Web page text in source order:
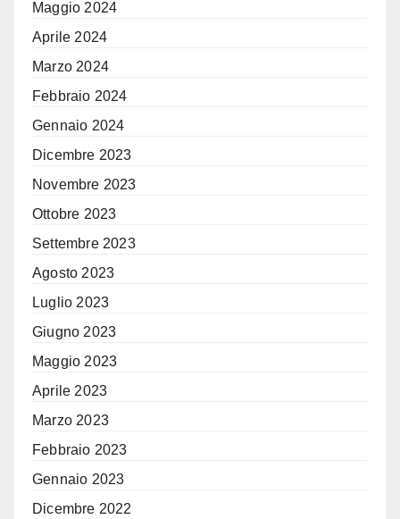
Maggio 2024
Aprile 2024
Marzo 2024
Febbraio 2024
Gennaio 2024
Dicembre 2023
Novembre 2023
Ottobre 2023
Settembre 2023
Agosto 2023
Luglio 2023
Giugno 2023
Maggio 2023
Aprile 2023
Marzo 2023
Febbraio 2023
Gennaio 2023
Dicembre 2022